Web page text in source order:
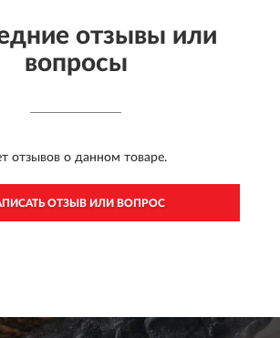
отзывы или
вопросы
отзывов о данном товаре.
ОТЗЫВ ИЛИ ВОПРОС